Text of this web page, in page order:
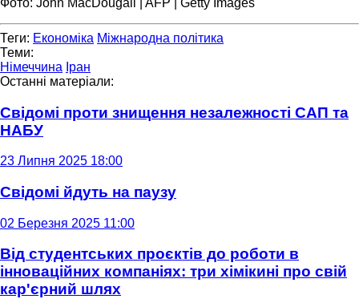
Теги: Економіка Міжнародна політика
Теми:
Німеччина Іран
Останні матеріали:
Свідомі проти знищення незалежності САП та
НАБУ
23 Липня 2025 18:00
Свідомі йдуть на паузу
02 Березня 2025 11:00
Від студентських проєктів до роботи в
інноваційних компаніях: три хімікині про свій
кар'єрний шлях